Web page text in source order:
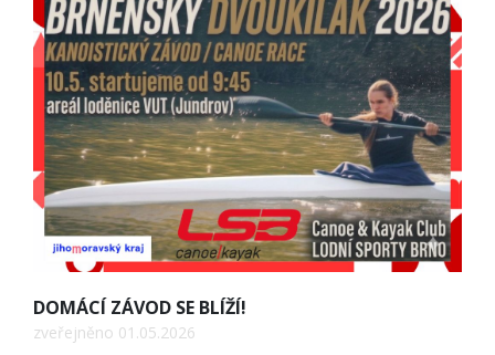
DOMÁCÍ ZÁVOD SE BLÍŽÍ!
zveřejněno 01.05.2026